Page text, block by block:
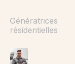
Génératrices
résidentielles